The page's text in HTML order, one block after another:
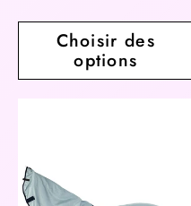
Choisir des
options